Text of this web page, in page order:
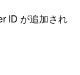
ID が追加され